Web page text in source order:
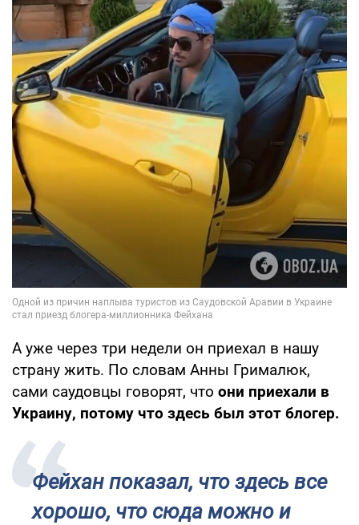
А уже через три недели он приехал в нашу
страну жить. По словам Анны Грималюк,
сами саудовцы говорят, что они приехали в
Украину, потому что здесь был этот блогер.
Фейхан показал, что здесь все
хорошо, что сюда можно и